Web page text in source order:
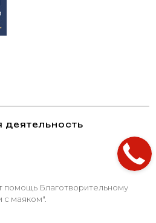
деятельность
помощь Благотворительному
маяком".